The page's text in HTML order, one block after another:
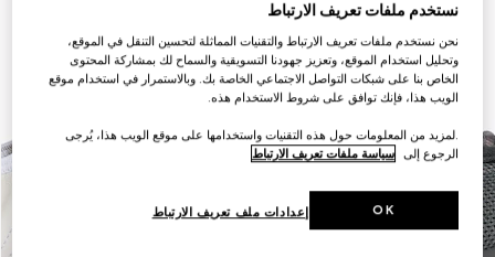
نستخدم ملفات تعريف الارتباط
نحن نستخدم ملفات تعريف الارتباط والتقنيات المماثلة لتحسين التنقل في الموقع،
وتحليل استخدام الموقع، وتعزيز جهودنا التسويقية والسماح لك بمشاركة المحتوى
الخاص بنا على شبكات التواصل الاجتماعي الخاصة بك. وبالاستمرار في استخدام موقع
الويب هذا، فإنك توافق على شروط الاستخدام هذه.
.لمزيد من المعلومات حول هذه التقنيات واستخدامها على موقع الويب هذا، يُرجى
الرجوع إلى سياسة ملفات تعريف الارتباط
إعدادات ملف تعريف الارتباط OK